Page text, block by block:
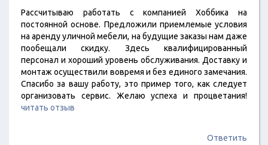
Рассчитываю работать с компанией Хоббика на
постоянной основе. Предложили приемлемые условия
на аренду уличной мебели, на будущие заказы нам даже
пообещали скидку. Здесь квалифицированный
персонал и хороший уровень обслуживания. Доставку и
монтаж осуществили вовремя и без единого замечания.
Спасибо за вашу работу, это пример того, как следует
организовать сервис. Желаю успеха и процветания!
читать отзыв
Ответить